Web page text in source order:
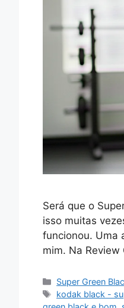
Será que o
isso muitas
funcionou. Uma
mim. Na
Categorias
Super Green
Tags
kodak black -